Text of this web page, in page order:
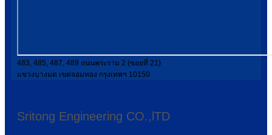
483, 485, 487, 489 ถนนพระราม 2 (ซอยที่ 21)
แขวงบางมด เขตจอมทอง กรุงเทพฯ 10150
Sritong Engineering CO.,lTD